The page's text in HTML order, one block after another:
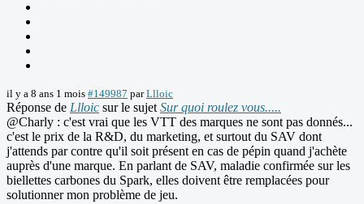
il y a 8 ans 1 mois #149987 parLlloic
Réponse de Llloic sur le sujet Sur quoi roulez vous.....
@Charly : c'est vrai que les VTT des marques ne sont pas donnés...
c'est le prix de la R&D, du marketing, et surtout du SAV dont
j'attends par contre qu'il soit présent en cas de pépin quand j'achète
auprès d'une marque. En parlant de SAV, maladie confirmée sur les
biellettes carbones du Spark, elles doivent être remplacées pour
solutionner mon problème de jeu.